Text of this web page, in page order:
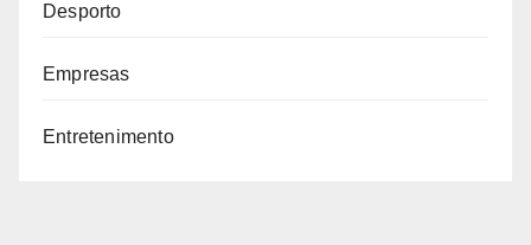
Desporto
Empresas
Entretenimento